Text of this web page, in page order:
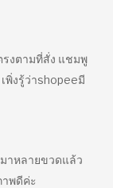
รงตามที่สั่ง แชมพู
พิ่งรู้ว่าshopeeมี
าหลายขวดแล้ว
พดีค่ะ